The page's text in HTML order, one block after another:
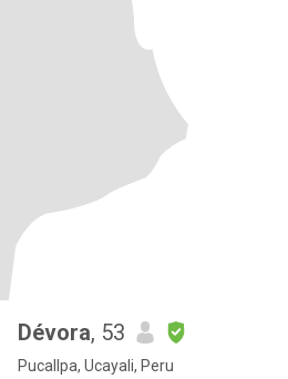
Dévora, 53
Pucallpa, Ucayali, Peru